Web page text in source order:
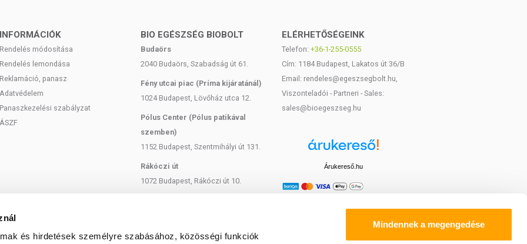
és hirdetések személyre szabásához, közösségi funkciók
Mindennek a megengedése
lehet, jelölésük, megjelenítésük és reklámozásuk
betegséget megelőző vagy gyógyító hatást
változatos étrendet és az egészséges életmódot! A
nem alkalmas az orvosi kezelés helyettesítésére!
Ne lépje túl az ajánlott napi fogyasztási
ha bármelyik összetevőre érzékeny vagy allergiás!
INFORMÁCIÓK
Rendelés módosítása
Rendelés lemondása
Reklamáció, panasz
Adatvédelem
Panaszkezelési szabályzat
ÁSZF
BIO EGÉSZSÉG BIOBOLT
Budaörs
2040 Budaörs, Szabadság út 61.
Fény utcai piac (Príma kijáratánál)
1024 Budapest, Lövőház utca 12.
Pólus Center (Pólus patikával
szemben)
1152 Budapest, Szentmihályi út 131.
Rákóczi út
1072 Budapest, Rákóczi út 10.
ELÉRHETŐSÉGEINK
Telefon: +36-1-255-0555
Cím: 1184 Budapest, Lakatos út 36/B
Email: rendeles@egeszsegbolt.hu,
Viszonteladói - Partneri - Sales:
sales@bioegeszseg.hu
Árukereső.hu